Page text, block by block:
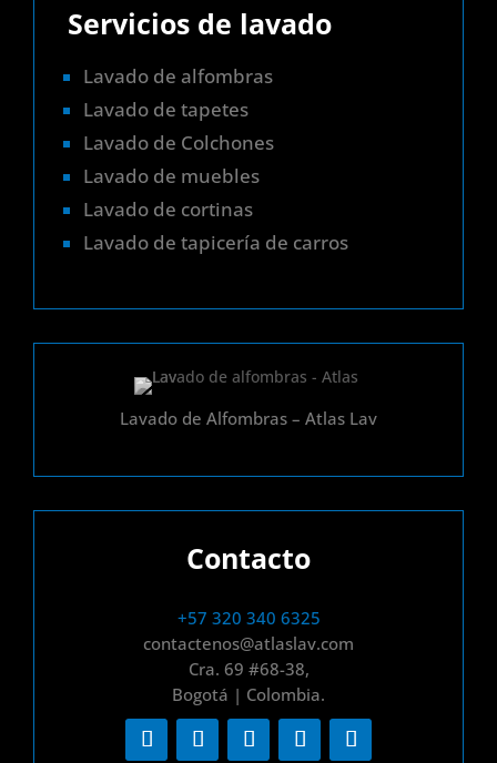
Servicios de lavado
Lavado de alfombras
Lavado de tapetes
Lavado de Colchones
Lavado de muebles
Lavado de cortinas
Lavado de tapicería de carros
Lavado de Alfombras – Atlas Lav
Contacto
+57 320 340 6325
contactenos@atlaslav.com
Cra. 69 #68-38,
Bogotá | Colombia.